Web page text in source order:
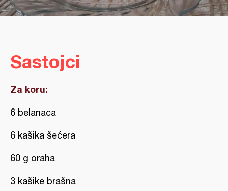
Sastojci
Za koru:
6 belanaca
6 kašika šećera
60 g oraha
3 kašike brašna